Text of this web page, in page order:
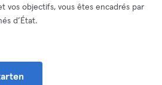
vos objectifs, vous êtes encadrés par
d’État.